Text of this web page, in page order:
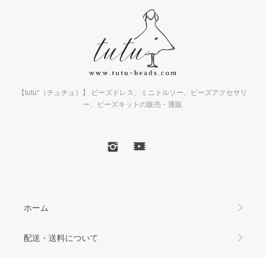
【tutu*（チュチュ）】 ビーズドレス、ミニトルソー、ビーズアクセサリ
ー、ビーズキットの販売・通販
ホーム
配送・送料について